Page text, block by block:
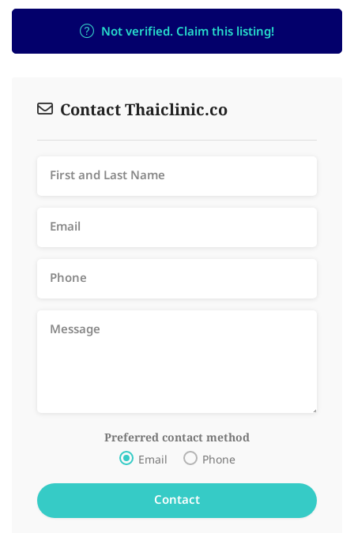
Not verified. Claim this listing!
Contact Thaiclinic.co
Preferred contact method
Email Phone